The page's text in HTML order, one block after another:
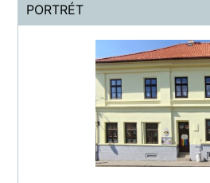
PORTRÉT